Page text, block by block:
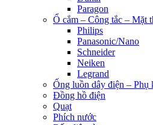
Paragon
Ổ cắm – Công tắc – Mặt
Philips
Panasonic/Nano
Schneider
Neiken
Legrand
Ống luồn dây điện – Phụ
Đồng hồ điện
Quạt
Phích nước